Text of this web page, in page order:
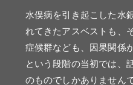
水俣病を引き起こした水
れてきたアスベストも、
症候群なども、因果関係
という段階の当初では、
のものでしかありません